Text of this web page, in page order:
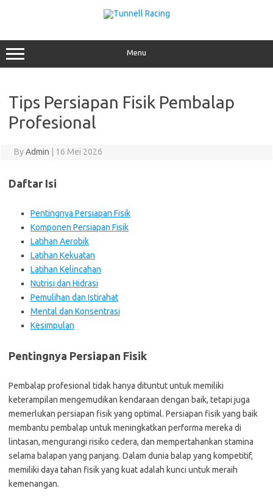
Menu
Tips Persiapan Fisik Pembalap
Profesional
ByAdmin 16 Mei 2026
Daftar Isi
Pentingnya Persiapan Fisik
Komponen Persiapan Fisik
Latihan Aerobik
Latihan Kekuatan
Latihan Kelincahan
Nutrisi dan Hidrasi
Pemulihan dan Istirahat
Mental dan Konsentrasi
Kesimpulan
Pentingnya Persiapan Fisik
Pembalap profesional tidak hanya dituntut untuk memiliki
keterampilan mengemudikan kendaraan dengan baik, tetapi juga
memerlukan persiapan fisik yang optimal. Persiapan fisik yang baik
membantu pembalap untuk meningkatkan performa mereka di
lintasan, mengurangi risiko cedera, dan mempertahankan stamina
selama balapan yang panjang. Dalam dunia balap yang kompetitif,
memiliki daya tahan fisik yang kuat adalah kunci untuk meraih
kemenangan.